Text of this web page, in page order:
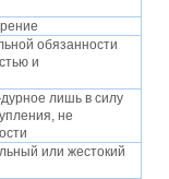
обязанности
и
лишь в силу
не
или жестокий